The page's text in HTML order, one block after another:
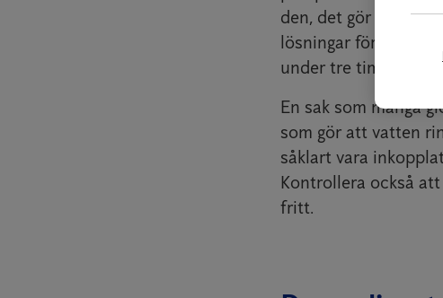
den, det gör du
lösningar för det
under tre timmar för
En sak som många
som gör att vatten
såklart vara
Kontrollera också
fritt.